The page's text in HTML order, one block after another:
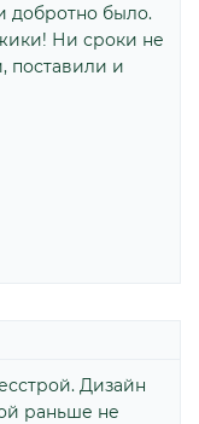
добротно было.
Ни сроки не
поставили и
Дизайн
раньше не